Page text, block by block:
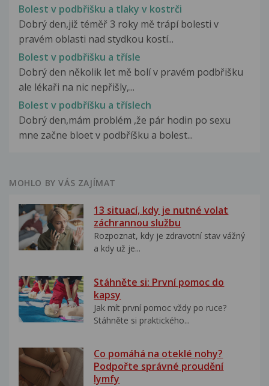
Bolest v podbřišku a tlaky v kostrči
Dobrý den,již téměř 3 roky mě trápí bolesti v
pravém oblasti nad stydkou kostí...
Bolest v podbřišku a třísle
Dobrý den několik let mě bolí v pravém podbřišku
ale lékaři na nic nepřišly,...
Bolest v podbříšku a tříslech
Dobrý den,mám problém ,že pár hodin po sexu
mne začne bloet v podbříšku a bolest...
MOHLO BY VÁS ZAJÍMAT
13 situací, kdy je nutné volat
záchrannou službu
Rozpoznat, kdy je zdravotní stav vážný
a kdy už je...
Stáhněte si: První pomoc do
kapsy
Jak mít první pomoc vždy po ruce?
Stáhněte si praktického...
Co pomáhá na oteklé nohy?
Podpořte správné proudění
lymfy